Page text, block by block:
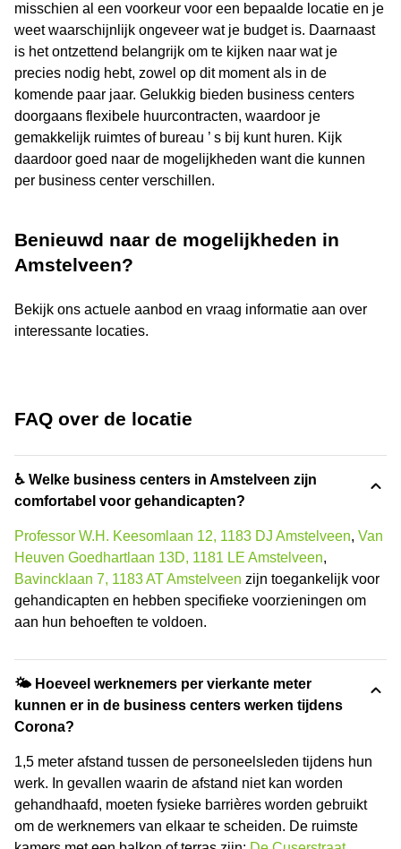
misschien al een voorkeur voor een bepaalde locatie en je
weet waarschijnlijk ongeveer wat je budget is. Daarnaast
is het ontzettend belangrijk om te kijken naar wat je
precies nodig hebt, zowel op dit moment als in de
komende paar jaar. Gelukkig bieden business centers
doorgaans flexibele huurcontracten, waardoor je
gemakkelijk ruimtes of bureau ’ s bij kunt huren. Kijk
daardoor goed naar de mogelijkheden want die kunnen
per business center verschillen.
Benieuwd naar de mogelijkheden in
Amstelveen?
Bekijk ons actuele aanbod en vraag informatie aan over
interessante locaties.
FAQ over de locatie
♿ Welke business centers in Amstelveen zijn
comfortabel voor gehandicapten?
Professor W.H. Keesomlaan 12, 1183 DJ Amstelveen, Van
Heuven Goedhartlaan 13D, 1181 LE Amstelveen,
Bavincklaan 7, 1183 AT Amstelveen zijn toegankelijk voor
gehandicapten en hebben specifieke voorzieningen om
aan hun behoeften te voldoen.
🌤 Hoeveel werknemers per vierkante meter
kunnen er in de business centers werken tijdens
Corona?
1,5 meter afstand tussen de personeelsleden tijdens hun
werk. In gevallen waarin de afstand niet kan worden
gehandhaafd, moeten fysieke barrières worden gebruikt
om de werknemers van elkaar te scheiden. De ruimste